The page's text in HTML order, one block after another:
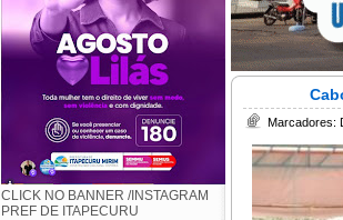
CLICK NO BANNER /INSTAGRAM
PREF DE ITAPECURU
Marcadores: